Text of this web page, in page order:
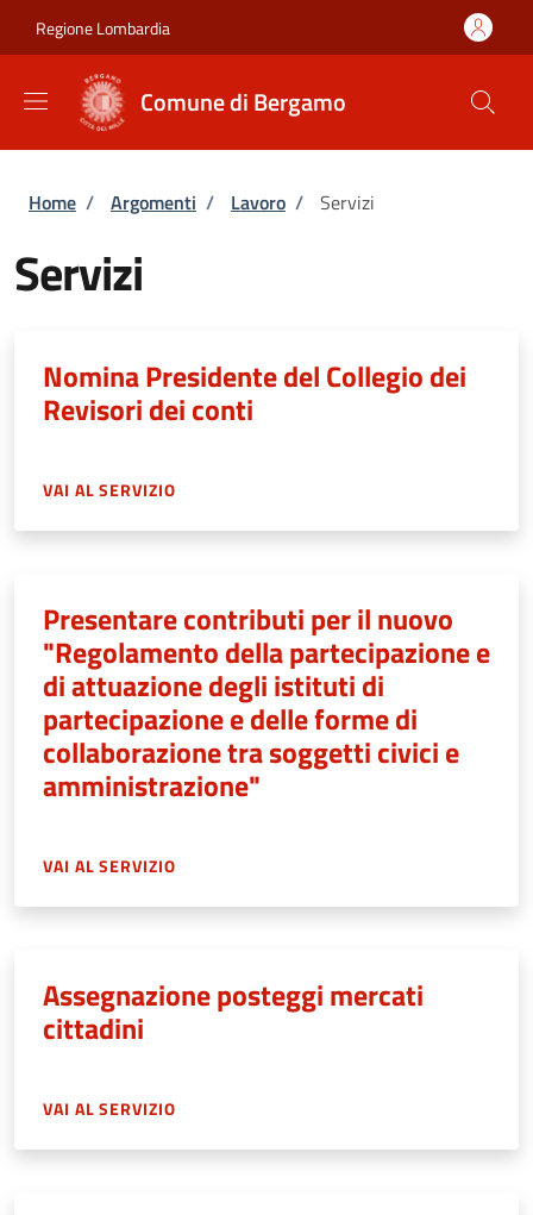
Regione Lombardia
Comune di Bergamo
Briciole di pane
Home / Argomenti / Lavoro / Servizi
Servizi
Nomina Presidente del Collegio dei
Revisori dei conti
VAI AL SERVIZIO
Presentare contributi per il nuovo
"Regolamento della partecipazione e
di attuazione degli istituti di
partecipazione e delle forme di
collaborazione tra soggetti civici e
amministrazione"
VAI AL SERVIZIO
Assegnazione posteggi mercati
cittadini
VAI AL SERVIZIO